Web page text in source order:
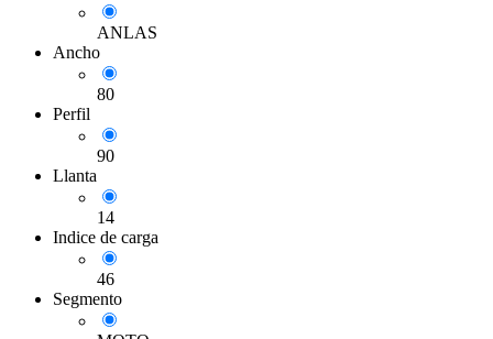
ANLAS
Ancho
80
Perfil
90
Llanta
14
Indice de carga
46
Segmento